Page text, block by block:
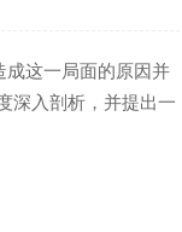
成这一局面的原因并
深入剖析，并提出一